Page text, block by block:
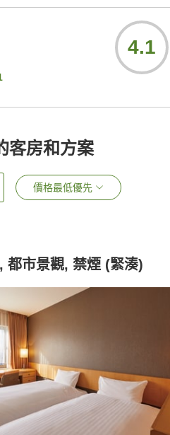
4.1
客房和方案
價格最低優先
都市景觀, 禁煙 (緊湊)